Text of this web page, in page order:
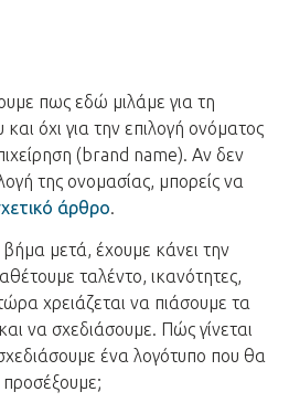
πως εδώ μιλάμε για τη
όχι για την επιλογή ονόματος
(brand name). Αν δεν
της ονομασίας, μπορείς να
άρθρο.
μετά, έχουμε κάνει την
ταλέντο, ικανότητες,
χρειάζεται να πιάσουμε τα
να σχεδιάσουμε. Πώς γίνεται
ένα λογότυπο που θα
προσέξουμε;